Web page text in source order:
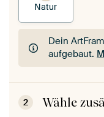
Natur
Dein
aufgebaut.
Dein
aufgebaut.
2 Wähle